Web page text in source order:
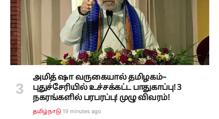
அமித் ஷா வருகையால் தமிழகம்–
புதுச்சேரியில் உச்சக்கட்ட பாதுகாப்பு! 3
நகரங்களில் பரபரப்பு! முழு விவரம்!
தமிழ்நாடு 19 minutes ago